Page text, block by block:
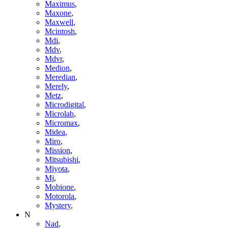
Maximus,
Maxone,
Maxwell,
Mcintosh,
Mdi,
Mdv,
Mdvr,
Medion,
Meredian,
Merely,
Metz,
Microdigital,
Microlab,
Micromax,
Midea,
Miro,
Mission,
Mitsubishi,
Miyota,
Mj,
Mobione,
Motorola,
Mystery,
N
Nad,